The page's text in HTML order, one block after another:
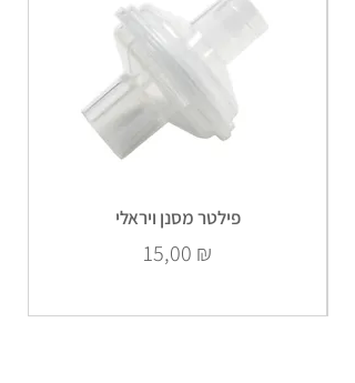
פילטר מסנן ויראלי
Prix
15,00 ₪